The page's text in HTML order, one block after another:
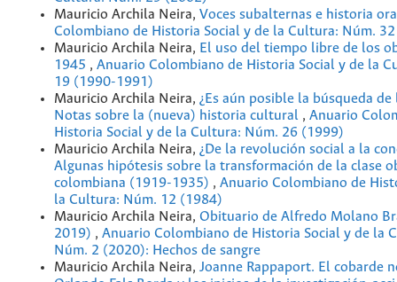
Mauricio Archila Neira, Voces subalternas e historia
Colombiano de Historia Social y de la Cultura: Núm.
Mauricio Archila Neira, El uso del tiempo libre de los
1945 , Anuario Colombiano de Historia Social y de la
19 (1990-1991)
Mauricio Archila Neira, ¿Es aún posible la búsqueda de
Notas sobre la (nueva) historia cultural , Anuario
Historia Social y de la Cultura: Núm. 26 (1999)
Mauricio Archila Neira, ¿De la revolución social a la
Algunas hipótesis sobre la transformación de la clase
colombiana (1919-1935) , Anuario Colombiano de
la Cultura: Núm. 12 (1984)
Mauricio Archila Neira, Obituario de Alfredo Molano
2019) , Anuario Colombiano de Historia Social y de la
Núm. 2 (2020): Hechos de sangre
Mauricio Archila Neira, Joanne Rappaport. El cobarde